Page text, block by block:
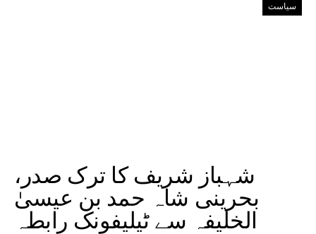
سیاست
شہباز شریف کا ترک صدر،
بحرینی شاہ حمد بن عیسیٰ
الخلیفہ سے ٹیلیفونک رابطہ